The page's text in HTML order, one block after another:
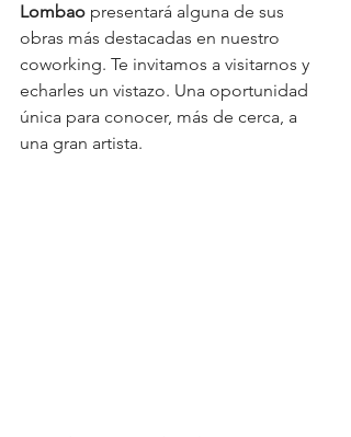
Lombao presentará alguna de sus
obras más destacadas en nuestro
coworking. Te invitamos a visitarnos y
echarles un vistazo. Una oportunidad
única para conocer, más de cerca, a
una gran artista.